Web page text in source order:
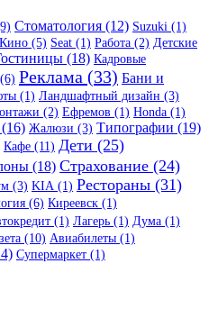
Стоматология (12) Suzuki (1)
Кино (5) Seat (1) Работа (2) Детские
(18) Кадровые
Реклама (33) Бани и
(1) Ландшафтный дизайн (3)
(2) Ефремов (1) Honda (1)
Жалюзи (3) Типографии (19)
Кафе (11) Дети (25)
(18) Страхование (24)
(3) KIA (1) Рестораны (31)
(6) Киреевск (1)
(1) Лагерь (1) Дума (1)
(10) Авиабилеты (1)
Супермаркет (1)